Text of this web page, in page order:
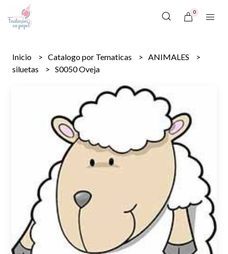
0
Inicio Catalogo por Tematicas
ANIMALES
siluetas
S0050 Oveja